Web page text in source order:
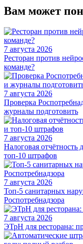
Вам может
7 августа 2026
Ресторан против
команде?
7 августа 2026
Проверка
журналы подготовить
7 августа 2026
Налоговая отчётность
топ-10 штрафов
7 августа 2026
Топ-5 санитарных
Роспотребнадзора
7 августа 2026
ЭТрН для ресторана: